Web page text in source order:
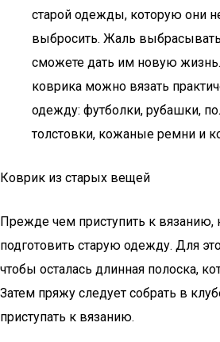
старой одежды, которую они
выбросить. Жаль
сможете дать им новую
коврика можно вязать
одежду: футболки, рубашки,
толстовки, кожаные ремни и
Коврик из старых вещей
Прежде чем приступить к вязанию,
подготовить старую одежду. Для
чтобы осталась длинная полоска,
Затем пряжу следует собрать в
приступать к вязанию.